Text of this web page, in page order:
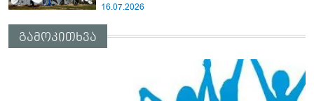
16.07.2026
გამოკითხვა